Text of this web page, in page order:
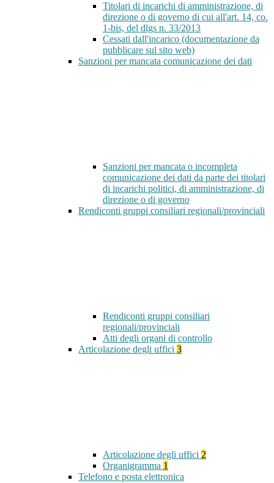
Titolari di incarichi di amministrazione, di
direzione o di governo di cui all'art. 14, co.
1-bis, del dlgs n. 33/2013
Cessati dall'incarico (documentazione da
pubblicare sul sito web)
Sanzioni per mancata comunicazione dei dati
Sanzioni per mancata o incompleta
comunicazione dei dati da parte dei titolari
di incarichi politici, di amministrazione, di
direzione o di governo
Rendiconti gruppi consiliari regionali/provinciali
Rendiconti gruppi consiliari
regionali/provinciali
Atti degli organi di controllo
Articolazione degli uffici 3
Articolazione degli uffici 2
Organigramma 1
Telefono e posta elettronica